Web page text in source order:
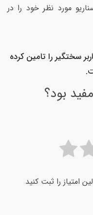
مورد نظر خود را در
سختگیر را تامین کرده
بود؟
امتیاز را ثبت کنید